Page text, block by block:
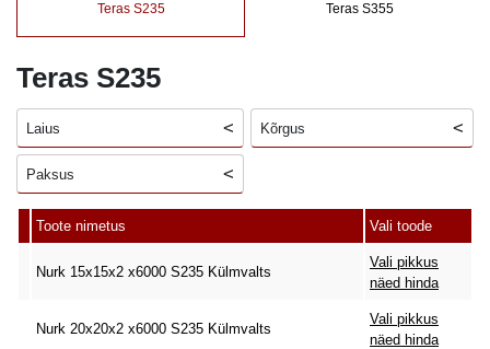
Teras S235 Teras S355
Teras S235
Laius Kõrgus
Paksus
Toote nimetus Vali toode
Nurk 15x15x2 x6000 S235 Külmvalts
Vali pikkus
näed hinda
Nurk 20x20x2 x6000 S235 Külmvalts
Vali pikkus
näed hinda